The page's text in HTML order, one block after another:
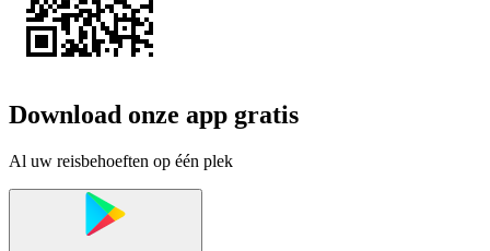
Download onze app gratis
Al uw reisbehoeften op één plek